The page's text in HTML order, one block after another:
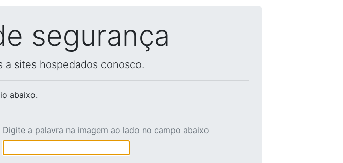
segurança
sites hospedados conosco.
abaixo.
Digite a palavra na imagem ao lado no campo abaixo